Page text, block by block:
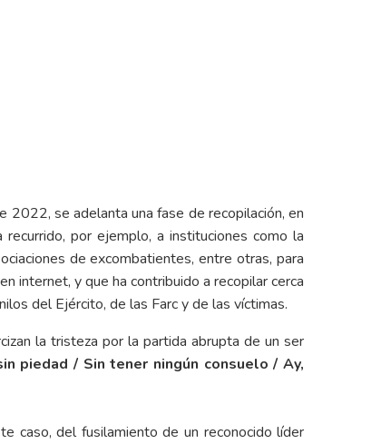
se adelanta una fase de recopilación, en
por ejemplo, a instituciones como la
de excombatientes, entre otras, para
internet, y que ha contribuido a recopilar cerca
del Ejército, de las Farc y de las víctimas.
la tristeza por la partida abrupta de un ser
piedad / Sin tener ningún consuelo / Ay,
caso, del fusilamiento de un reconocido líder